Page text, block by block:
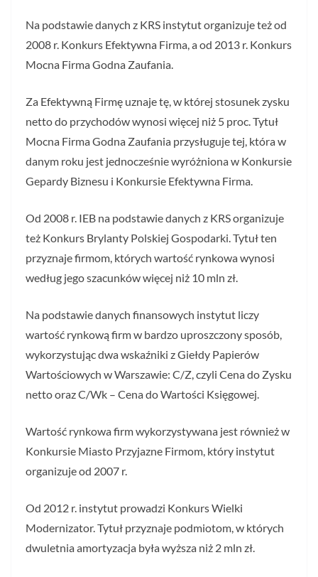
Na podstawie danych z KRS instytut organizuje też od
2008 r. Konkurs Efektywna Firma, a od 2013 r. Konkurs
Mocna Firma Godna Zaufania.
Za Efektywną Firmę uznaje tę, w której stosunek zysku
netto do przychodów wynosi więcej niż 5 proc. Tytuł
Mocna Firma Godna Zaufania przysługuje tej, która w
danym roku jest jednocześnie wyróżniona w Konkursie
Gepardy Biznesu i Konkursie Efektywna Firma.
Od 2008 r. IEB na podstawie danych z KRS organizuje
też Konkurs Brylanty Polskiej Gospodarki. Tytuł ten
przyznaje firmom, których wartość rynkowa wynosi
według jego szacunków więcej niż 10 mln zł.
Na podstawie danych finansowych instytut liczy
wartość rynkową firm w bardzo uproszczony sposób,
wykorzystując dwa wskaźniki z Giełdy Papierów
Wartościowych w Warszawie: C/Z, czyli Cena do Zysku
netto oraz C/Wk – Cena do Wartości Księgowej.
Wartość rynkowa firm wykorzystywana jest również w
Konkursie Miasto Przyjazne Firmom, który instytut
organizuje od 2007 r.
Od 2012 r. instytut prowadzi Konkurs Wielki
Modernizator. Tytuł przyznaje podmiotom, w których
dwuletnia amortyzacja była wyższa niż 2 mln zł.